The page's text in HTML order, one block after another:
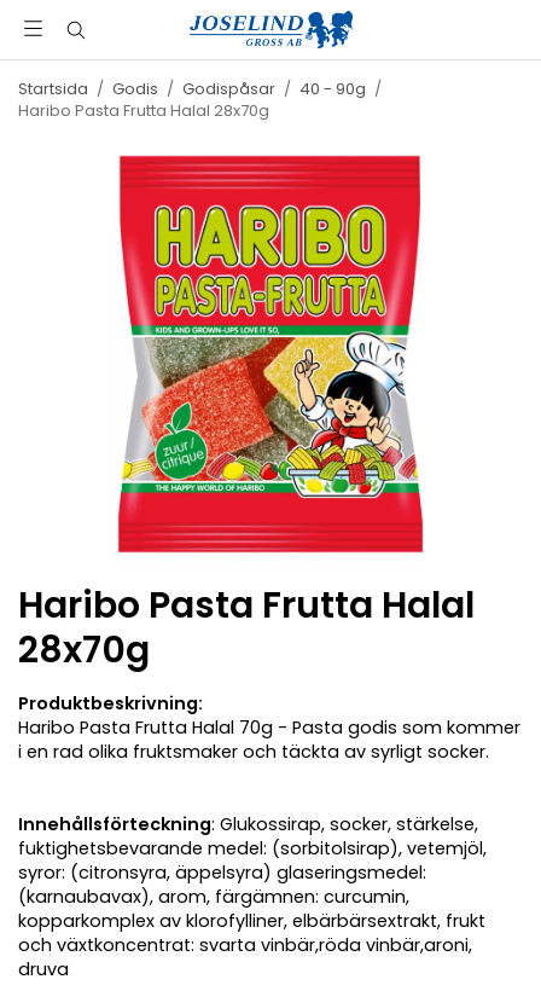
Startsida / Godis / Godispåsar / 40 - 90g /
Haribo Pasta Frutta Halal 28x70g
Haribo Pasta Frutta Halal
28x70g
Produktbeskrivning:
Haribo Pasta Frutta Halal 70g - Pasta godis som kommer
i en rad olika fruktsmaker och täckta av syrligt socker.
Innehållsförteckning: Glukossirap, socker, stärkelse,
fuktighetsbevarande medel: (sorbitolsirap), vetemjöl,
syror: (citronsyra, äppelsyra) glaseringsmedel:
(karnaubavax), arom, färgämnen: curcumin,
kopparkomplex av klorofylliner, elbärbärsextrakt, frukt
och växtkoncentrat: svarta vinbär,röda vinbär,aroni,
druva